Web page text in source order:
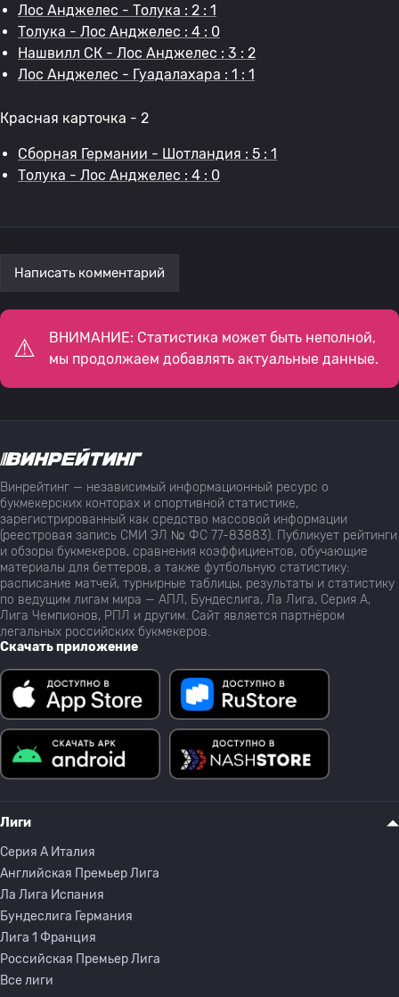
Лос Анджелес - Толука : 2 : 1
Толука - Лос Анджелес : 4 : 0
Нашвилл СК - Лос Анджелес : 3 : 2
Лос Анджелес - Гуадалахара : 1 : 1
Красная карточка - 2
Сборная Германии - Шотландия : 5 : 1
Толука - Лос Анджелес : 4 : 0
Написать комментарий
ВНИМАНИЕ: Статистика может быть неполной,
мы продолжаем добавлять актуальные данные.
Винрейтинг — независимый информационный ресурс о
букмекерских конторах и спортивной статистике,
зарегистрированный как средство массовой информации
(реестровая запись СМИ ЭЛ № ФС 77-83883). Публикует рейтинги
и обзоры букмекеров, сравнения коэффициентов, обучающие
материалы для беттеров, а также футбольную статистику:
расписание матчей, турнирные таблицы, результаты и статистику
по ведущим лигам мира — АПЛ, Бундеслига, Ла Лига, Серия А,
Лига Чемпионов, РПЛ и другим. Сайт является партнёром
легальных российских букмекеров.
Скачать приложение
Лиги
Серия A Италия
Английская Премьер Лига
Ла Лига Испания
Бундеслига Германия
Лига 1 Франция
Российская Премьер Лига
Все лиги